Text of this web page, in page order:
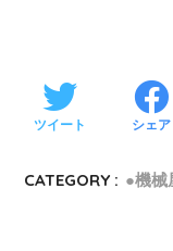
ツイート シェア
CATEGORY : ●機